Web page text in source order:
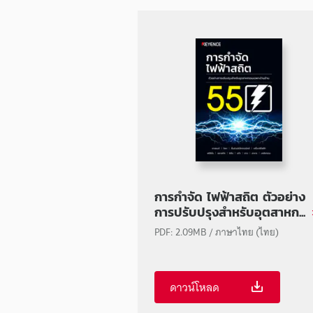
การกำจัด ไฟฟ้าสถิต ตัวอย่าง
การปรับปรุงสำหรับอุตสาหก...
PDF: 2.09MB / ภาษาไทย (ไทย)
ดาวน์โหลด